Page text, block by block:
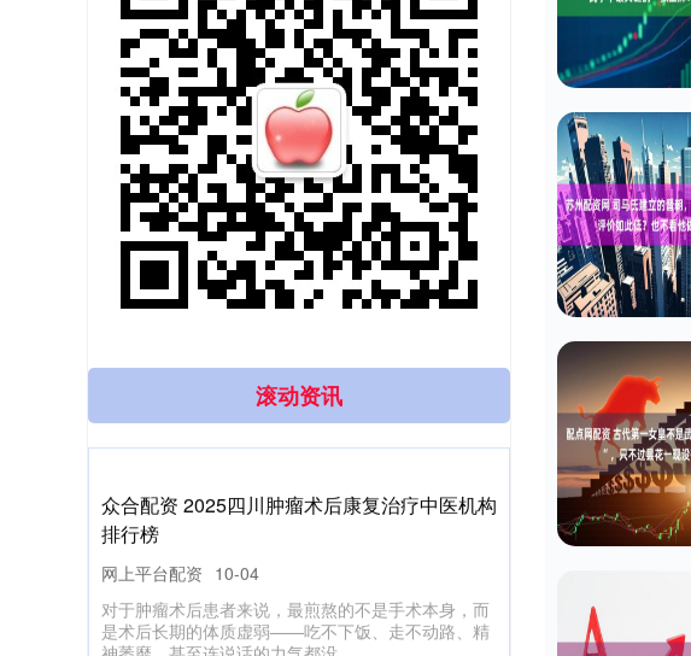
滚动资讯
是“体检单”而非“成绩单”，企业需坦诚不足方能
赢得信任
配资平台查询
10-19
专题：2025可持续全球领导者大会&首届绿色产业与
可持续消费博览会 炒股就看金麒麟分析师研报，权